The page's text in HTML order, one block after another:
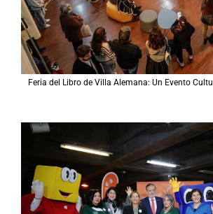
Feria del Libro de Villa Alemana: Un Evento